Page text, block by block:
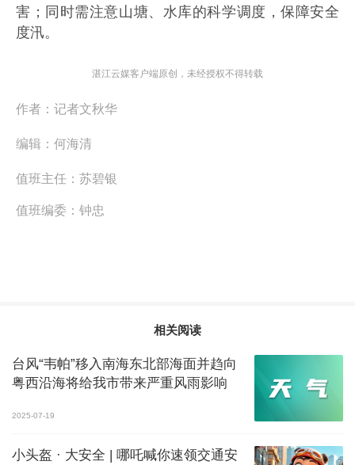
害；同时需注意山塘、水库的科学调度，保障安全
度汛。
湛江云媒客户端原创，未经授权不得转载
作者： 记者文秋华
编辑： 何海清
值班主任： 苏碧银
值班编委： 钟忠
相关阅读
台风“韦帕”移入南海东北部海面并趋向
粤西沿海将给我市带来严重风雨影响
2025-07-19
小头盔 · 大安全 | 哪吒喊你速领交通安